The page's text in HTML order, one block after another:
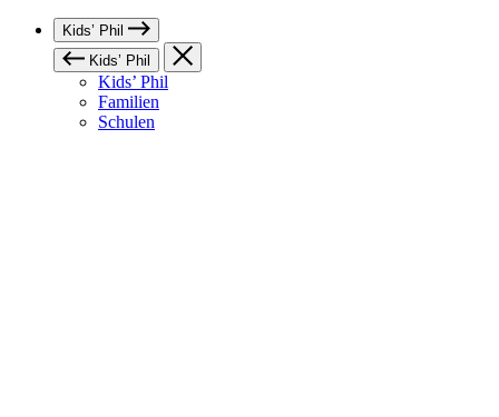
Kids’ Phil
Kids’ Phil
Kids’ Phil
Familien
Schulen